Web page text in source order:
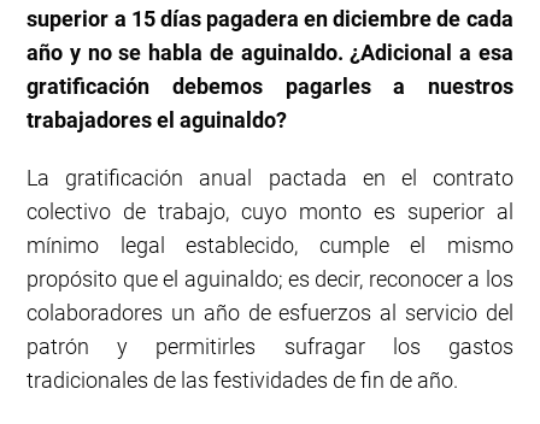
superior a 15 días pagadera en diciembre de cada
año y no se habla de aguinaldo. ¿Adicional a esa
gratificación debemos pagarles a nuestros
trabajadores el aguinaldo?
La gratificación anual pactada en el contrato
colectivo de trabajo, cuyo monto es superior al
mínimo legal establecido, cumple el mismo
propósito que el aguinaldo; es decir, reconocer a los
colaboradores un año de esfuerzos al servicio del
patrón y permitirles sufragar los gastos
tradicionales de las festividades de fin de año.